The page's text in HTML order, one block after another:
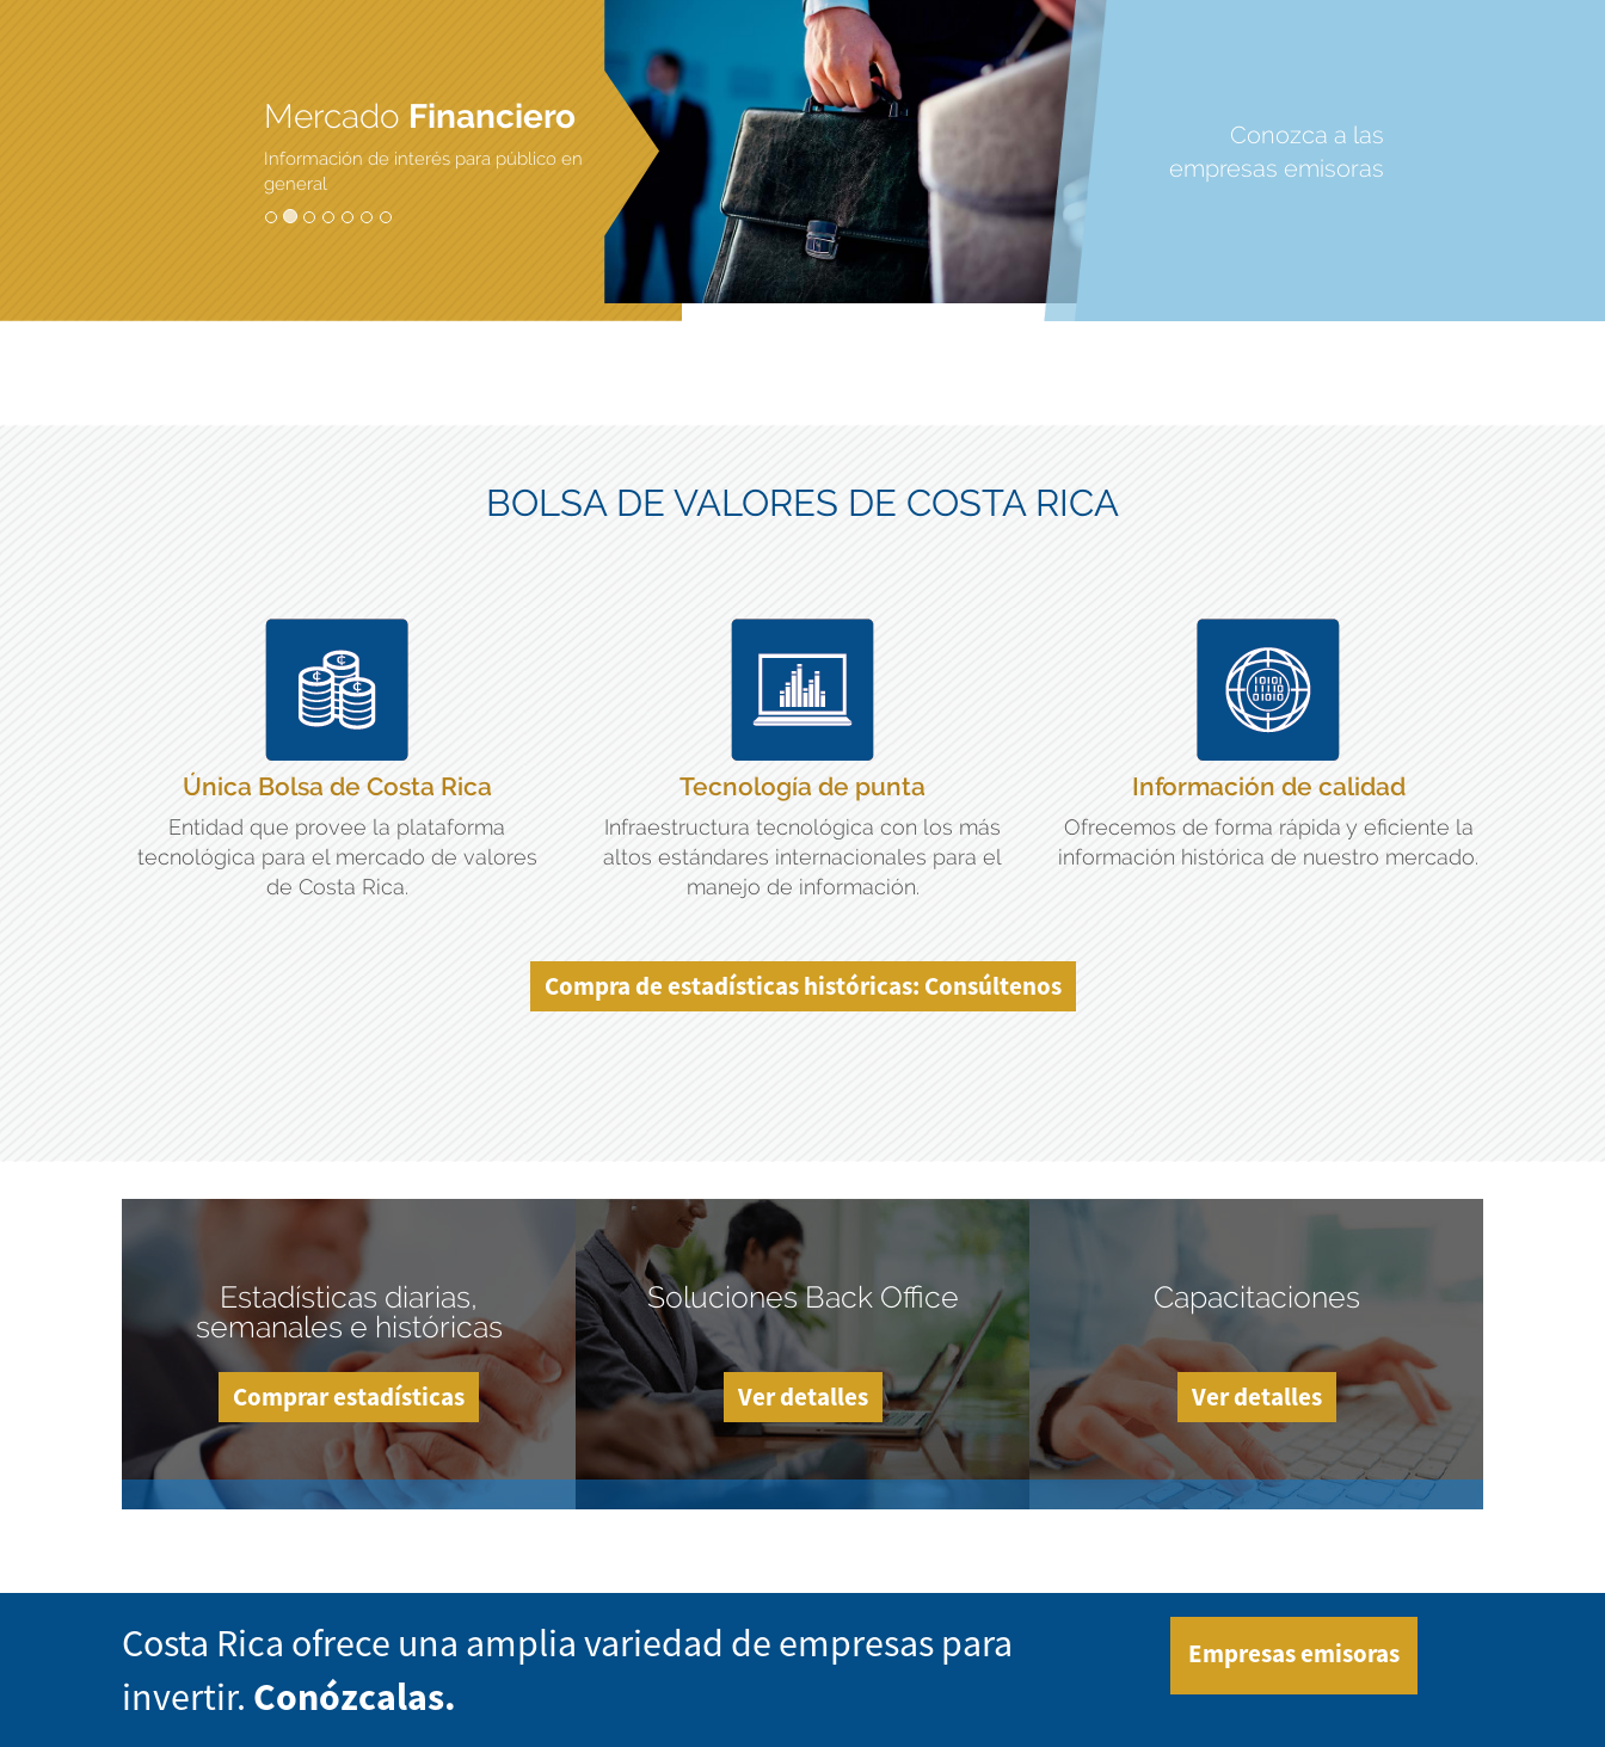
Mercado Financiero
Información de interés para público en
general
Conozca a las
empresas emisoras
BOLSA DE VALORES DE COSTA RICA
Única Bolsa de Costa Rica
Entidad que provee la plataforma
tecnológica para el mercado de valores
de Costa Rica.
Tecnología de punta
Infraestructura tecnológica con los más
altos estándares internacionales para el
manejo de información.
Información de calidad
Ofrecemos de forma rápida y eficiente la
información histórica de nuestro mercado.
Compra de estadísticas históricas: Consúltenos
Estadísticas diarias,
semanales e históricas
Comprar estadísticas
Soluciones Back Office
Ver detalles
Capacitaciones
Ver detalles
Costa Rica ofrece una amplia variedad de empresas para
invertir. Conózcalas.
Empresas emisoras